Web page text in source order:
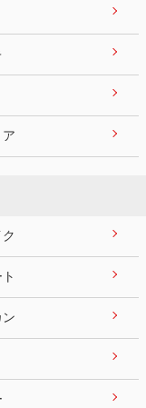
ア
ン